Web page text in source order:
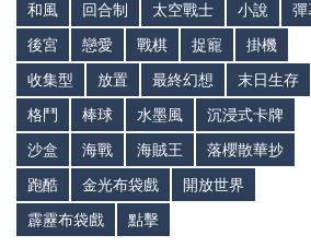
和風
回合制 太空戰士 小說
彈
後宮
戀愛 戰棋 捉寵
掛機
收集型
放置 最終幻想
末日生存
格鬥
棒球 水墨風
沉浸式卡牌
沙盒
海戰 海賊王
落櫻散華抄
跑酷
金光布袋戲
開放世界
霹靂布袋戲
點擊